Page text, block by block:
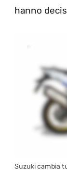
hanno
Suzuki cambia